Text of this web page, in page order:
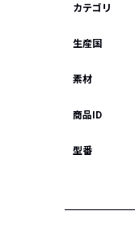
カテゴリ
生産国
素材
商品ID
型番